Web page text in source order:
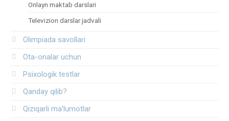
Onlayn maktab darslari
Televizion darslar jadvali
Olimpiada savollari
Ota-onalar uchun
Psixologik testlar
Qanday qilib?
Qiziqarli ma’lumotlar